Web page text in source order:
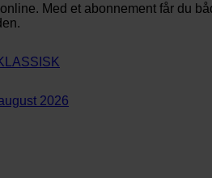
Med et abonnement får du